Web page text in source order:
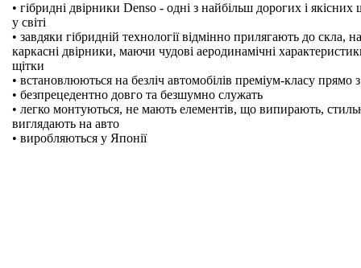
• гібридні двірники Denso - одні з найбільш дорогих і
у світі
• завдяки гібридній технології відмінно прилягають до скла,
каркасні двірники, маючи чудові аеродинамічні
щітки
• встановлюються на безліч автомобілів преміум-класу прямо
• безпрецедентно довго та безшумно служать
• легко монтуються, не мають елементів, що випирають,
виглядають на авто
• виробляються у Японії